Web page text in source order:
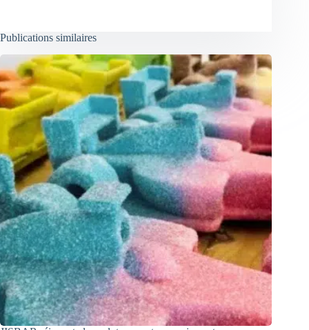
Publications similaires